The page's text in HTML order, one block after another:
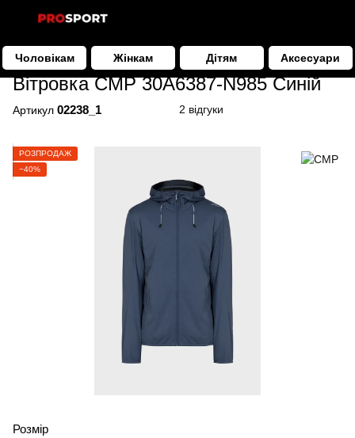
Чоловікам Жінкам Дітям Аксесуари
Чоловікам Одяг Вітровки Вітровка CMP 30A6387-N985
Вітровка CMP 30A6387-N985 Синій
Артикул 02238_1 2 відгуки
РОЗПРОДАЖ
−40%
Розмір